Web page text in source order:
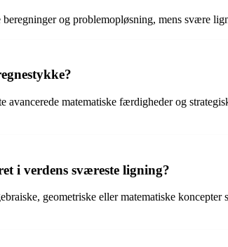
og problemopløsning, mens svære
matematiske færdigheder og
i verdens sværeste ligning?
geometriske eller matematiske